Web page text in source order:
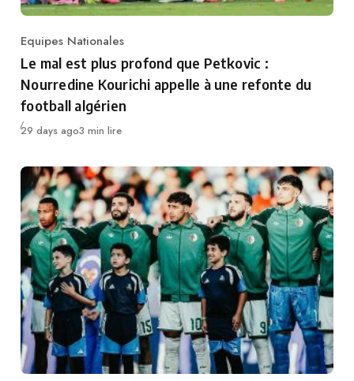
Category
Equipes Nationales
Le mal est plus profond que Petkovic :
Nourredine Kourichi appelle à une refonte du
football algérien
Publié
29 days ago3 min lire